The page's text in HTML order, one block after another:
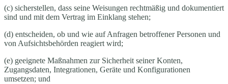
(c) sicherstellen, dass seine Weisungen rechtmäßig und dokumentiert
sind und mit dem Vertrag im Einklang stehen;
(d) entscheiden, ob und wie auf Anfragen betroffener Personen und
von Aufsichtsbehörden reagiert wird;
(e) geeignete Maßnahmen zur Sicherheit seiner Konten,
Zugangsdaten, Integrationen, Geräte und Konfigurationen
umsetzen; und